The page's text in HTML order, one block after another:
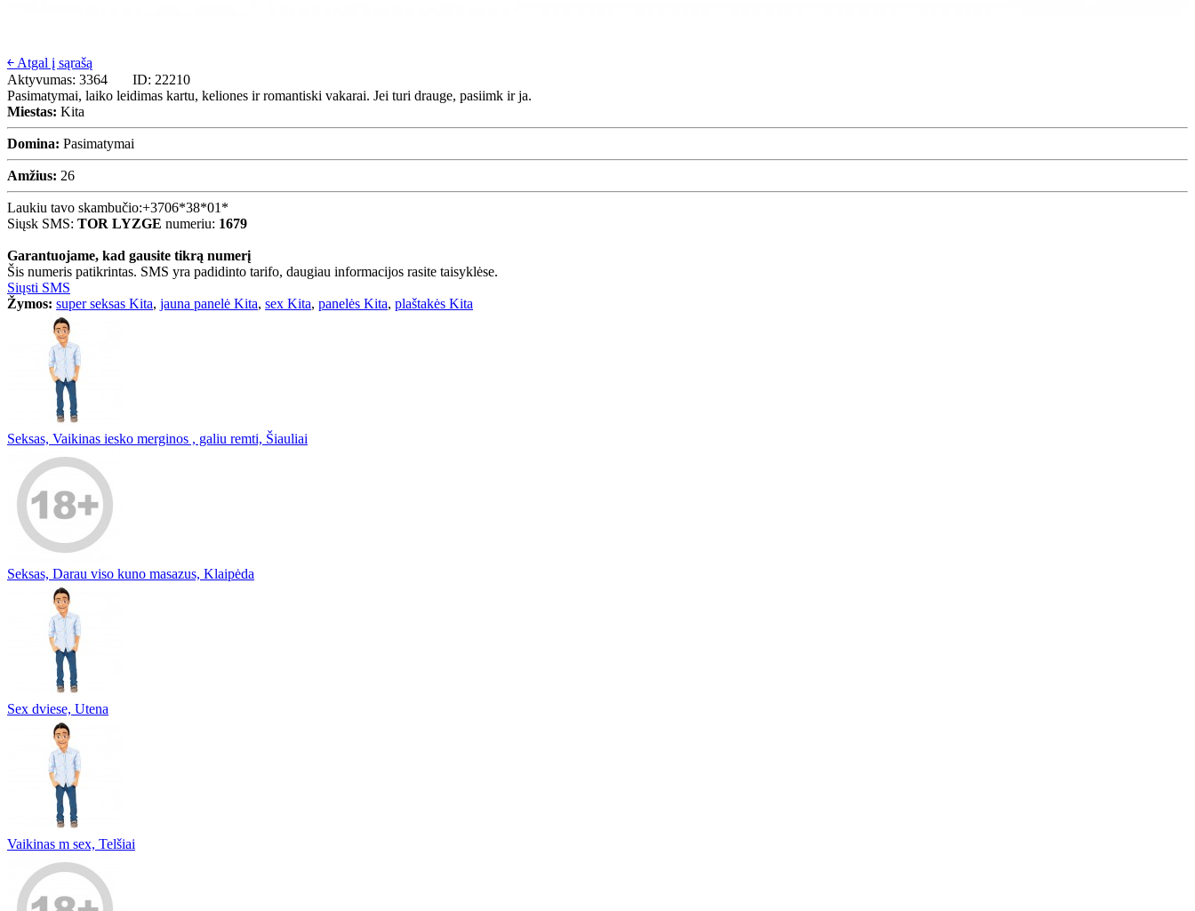
￩ Atgal į sąrašą
Aktyvumas: 3364 ID: 22210
Pasimatymai, laiko leidimas kartu, keliones ir romantiski vakarai. Jei turi drauge, pasiimk ir ja.
Miestas: Kita
Domina: Pasimatymai
Amžius: 26
Laukiu tavo skambučio:+3706*38*01*
Siųsk SMS: TOR LYZGE numeriu: 1679
Garantuojame, kad gausite tikrą numerį
Šis numeris patikrintas. SMS yra padidinto tarifo, daugiau informacijos rasite taisyklėse.
Siųsti SMS
Žymos: super seksas Kita, jauna panelė Kita, sex Kita, panelės Kita, plaštakės Kita
Seksas, Vaikinas iesko merginos , galiu remti, Šiauliai
Seksas, Darau viso kuno masazus, Klaipėda
Sex dviese, Utena
Vaikinas m sex, Telšiai